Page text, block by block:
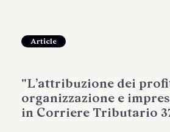
Article
"L’attribuzione dei
organizzazione e
in Corriere Tributario